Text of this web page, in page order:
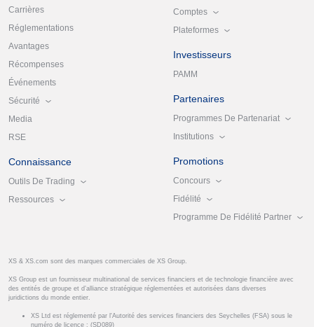
Carrières
Réglementations
Avantages
Récompenses
Événements
Sécurité
Media
RSE
Connaissance
Outils De Trading
Ressources
Comptes
Plateformes
Investisseurs
PAMM
Partenaires
Programmes De Partenariat
Institutions
Promotions
Concours
Fidélité
Programme De Fidélité Partner
XS & XS.com sont des marques commerciales de XS Group.
XS Group est un fournisseur multinational de services financiers et de technologie financière avec
des entités de groupe et d’alliance stratégique réglementées et autorisées dans diverses
juridictions du monde entier.
XS Ltd est réglementé par l'Autorité des services financiers des Seychelles (FSA) sous le
numéro de licence : (SD089)